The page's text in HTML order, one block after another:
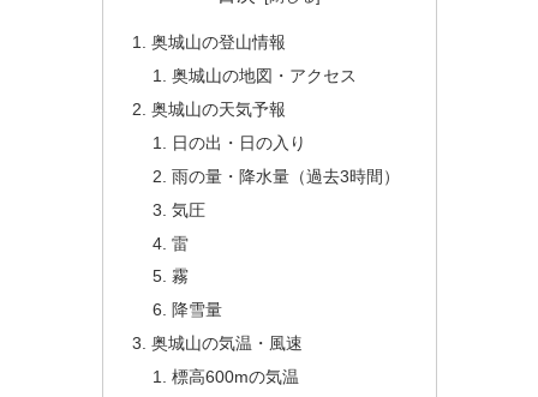
奥城山の登山情報
奥城山の地図・アクセス
奥城山の天気予報
日の出・日の入り
雨の量・降水量（過去3時間）
気圧
雷
霧
降雪量
奥城山の気温・風速
標高600mの気温